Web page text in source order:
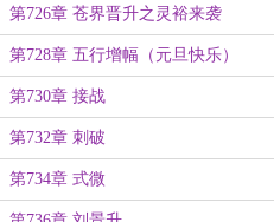
第726章 苍界晋升之灵裕来袭
第728章 五行增幅（元旦快乐）
第730章 接战
第732章 刺破
第734章 式微